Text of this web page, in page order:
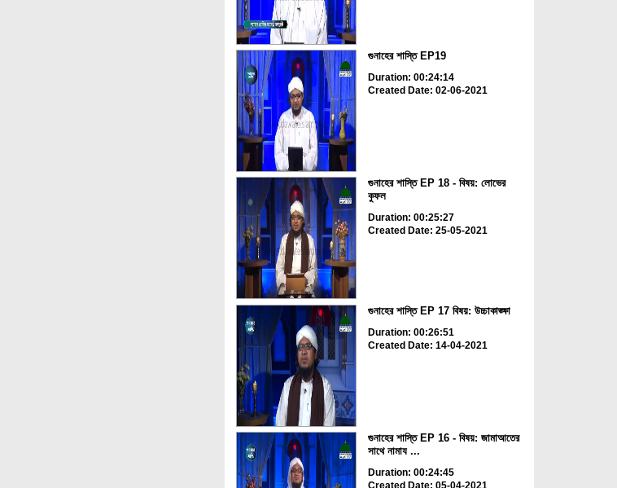
গুনাহের শাস্তি EP19
Duration: 00:24:14
Created Date: 02-06-2021
গুনাহের শাস্তি EP 18 - বিষয়: লোভের
কুফল
Duration: 00:25:27
Created Date: 25-05-2021
গুনাহের শাস্তি EP 17 বিষয়: উচ্চাকাঙ্ক্ষা
Duration: 00:26:51
Created Date: 14-04-2021
গুনাহের শাস্তি EP 16 - বিষয়: জামাআতের
সাথে নামায ...
Duration: 00:24:45